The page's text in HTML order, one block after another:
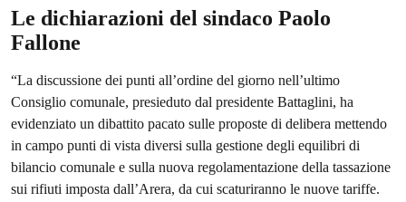
Le dichiarazioni del sindaco Paolo
Fallone
“La discussione dei punti all’ordine del giorno nell’ultimo
Consiglio comunale, presieduto dal presidente Battaglini, ha
evidenziato un dibattito pacato sulle proposte di delibera mettendo
in campo punti di vista diversi sulla gestione degli equilibri di
bilancio comunale e sulla nuova regolamentazione della tassazione
sui rifiuti imposta dall’Arera, da cui scaturiranno le nuove tariffe.